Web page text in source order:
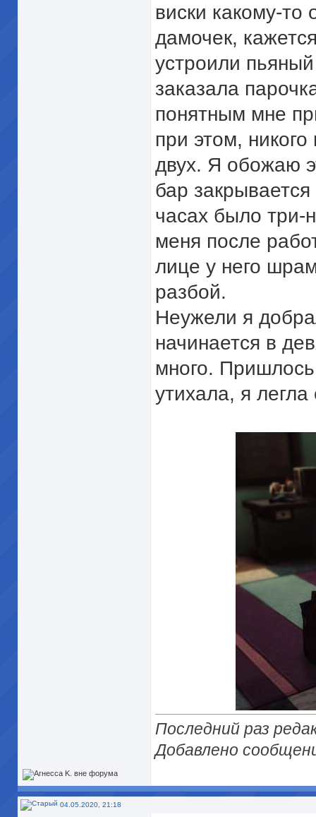
виски какому-
дамочек,
устроили
заказала
понятным мне
при этом,
двух. Я обожаю
бар
часах было три-
меня после
лице у него
разбой.
Неужели я
начинается в
много.
утихала, я
Последний раз
Добавлено
04.05.2020, 21:18